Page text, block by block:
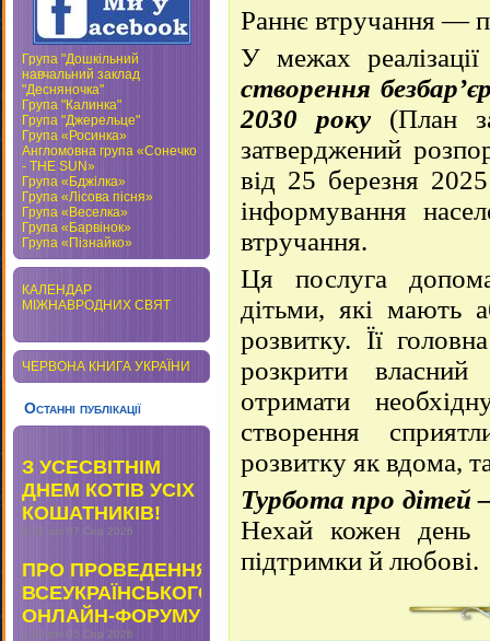
Група "Дошкільний
навчальний заклад
"Десняночка"
Група "Калинка"
Група "Джерельце"
Група «Росинка»
Англомовна група «Сонечко
- THE SUN»
Група «Бджілка»
Група «Лісова пісня»
Група «Веселка»
Група «Барвінок»
Група «Пізнайко»
КАЛЕНДАР
МІЖНАВРОДНИХ СВЯТ
ЧЕРВОНА КНИГА УКРАЇНИ
Останні публікації
З УСЕСВІТНІМ
ДНЕМ КОТІВ УСІХ
КОШАТНИКІВ!
9:31 am 07 Сер 2026
ПРО ПРОВЕДЕННЯ
ВСЕУКРАЇНСЬКОГО
ОНЛАЙН-ФОРУМУ
1:20 pm 05 Сер 2026
Раннє втручання —
У межах
створення
2030 року
(План
затверджений
від 25 березня
інформування
втручання.
Ця послуга
дітьми, які мають
розвитку. Її
розкрити
отримати
створення
розвитку як вдома,
Турбота про дітей
Нехай кожен день
підтримки й любові.